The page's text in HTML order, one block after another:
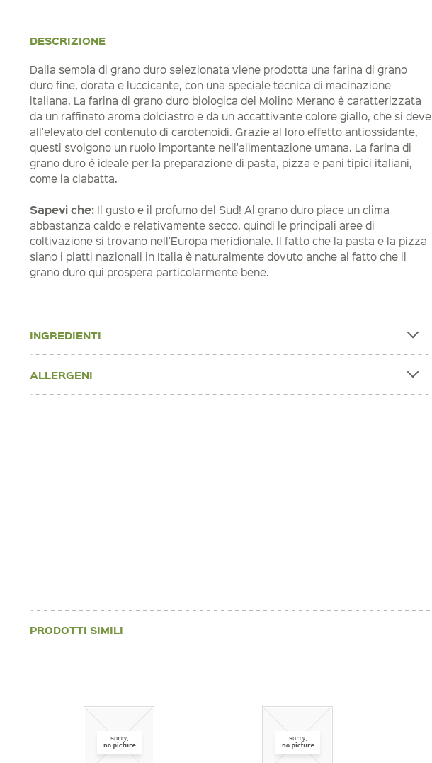
DESCRIZIONE
Dalla semola di grano duro selezionata viene prodotta una farina di grano
duro fine, dorata e luccicante, con una speciale tecnica di macinazione
italiana. La farina di grano duro biologica del Molino Merano è caratterizzata
da un raffinato aroma dolciastro e da un accattivante colore giallo, che si deve
all'elevato del contenuto di carotenoidi. Grazie al loro effetto antiossidante,
questi svolgono un ruolo importante nell'alimentazione umana. La farina di
grano duro è ideale per la preparazione di pasta, pizza e pani tipici italiani,
come la ciabatta.
Sapevi che: Il gusto e il profumo del Sud! Al grano duro piace un clima
abbastanza caldo e relativamente secco, quindi le principali aree di
coltivazione si trovano nell'Europa meridionale. Il fatto che la pasta e la pizza
siano i piatti nazionali in Italia è naturalmente dovuto anche al fatto che il
grano duro qui prospera particolarmente bene.
INGREDIENTI
ALLERGENI
PRODOTTI SIMILI